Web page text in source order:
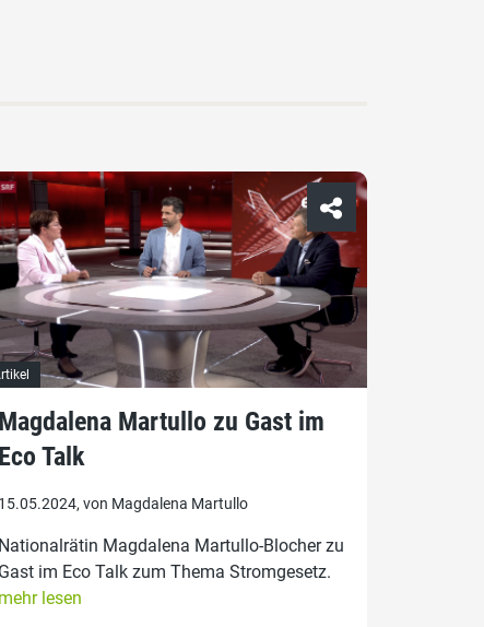
Magdalena Martullo zu Gast im
Eco Talk
15.05.2024, von Magdalena Martullo
Nationalrätin Magdalena Martullo-Blocher zu
Gast im Eco Talk zum Thema Stromgesetz.
mehr lesen